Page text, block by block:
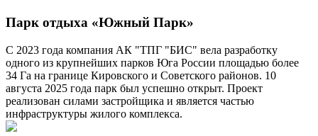
Парк отдыха «Южный Парк»
С 2023 года компания АК "ТПГ "БИС" вела разработку
одного из крупнейших парков Юга России площадью более
34 Га на границе Кировского и Советского районов. 10
августа 2025 года парк был успешно открыт. Проект
реализован силами застройщика и является частью
инфраструктуры жилого комплекса.